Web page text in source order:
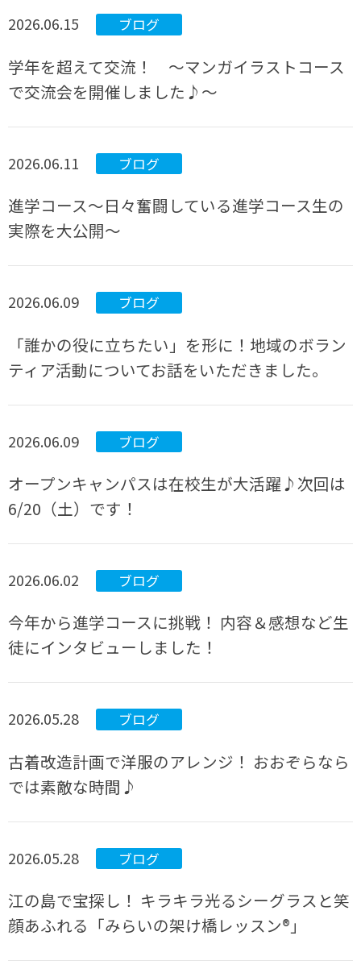
2026.06.15 ブログ
学年を超えて交流！ ～マンガイラストコース
で交流会を開催しました♪～
2026.06.11 ブログ
進学コース～日々奮闘している進学コース生の
実際を大公開～
2026.06.09 ブログ
「誰かの役に立ちたい」を形に！地域のボラン
ティア活動についてお話をいただきました。
2026.06.09 ブログ
オープンキャンパスは在校生が大活躍♪次回は
6/20（土）です！
2026.06.02 ブログ
今年から進学コースに挑戦！ 内容＆感想など生
徒にインタビューしました！
2026.05.28 ブログ
古着改造計画で洋服のアレンジ！ おおぞらなら
では素敵な時間♪
2026.05.28 ブログ
江の島で宝探し！ キラキラ光るシーグラスと笑
顔あふれる「みらいの架け橋レッスン®」